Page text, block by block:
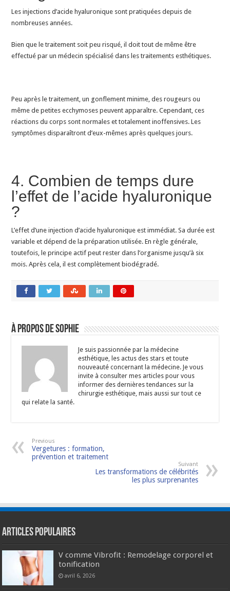
Les injections d’acide hyaluronique sont pratiquées depuis de
nombreuses années.
Bien que le traitement soit peu risqué, il doit tout de même être
effectué par un médecin spécialisé dans les traitements esthétiques.
Peu après le traitement, un gonflement minime, des rougeurs ou
même de petites ecchymoses peuvent apparaître. Cependant, ces
réactions du corps sont normales et totalement inoffensives. Les
symptômes disparaîtront d’eux-mêmes après quelques jours.
4. Combien de temps dure
l’effet de l’acide hyaluronique
?
L’effet d’une injection d’acide hyaluronique est immédiat. Sa durée est
variable et dépend de la préparation utilisée. En règle générale,
toutefois, le principe actif peut rester dans l’organisme jusqu’à six
mois. Après cela, il est complètement biodégradé.
À propos de Sophie
Je suis passionnée par la médecine
esthétique, les actus des stars et toute
nouveauté concernant la médecine. Je vous
invite à consulter mes articles pour vous
informer des dernières tendances sur la
chirurgie esthétique, mais aussi sur tout ce
qui relate la santé.
Previous
Vergetures : formation,
prévention et traitement
Suivant
Les transformations de célébrités
les plus surprenantes
Articles populaires
V comme Vibrofit : Remodelage corporel et
tonification
avril 6, 2026